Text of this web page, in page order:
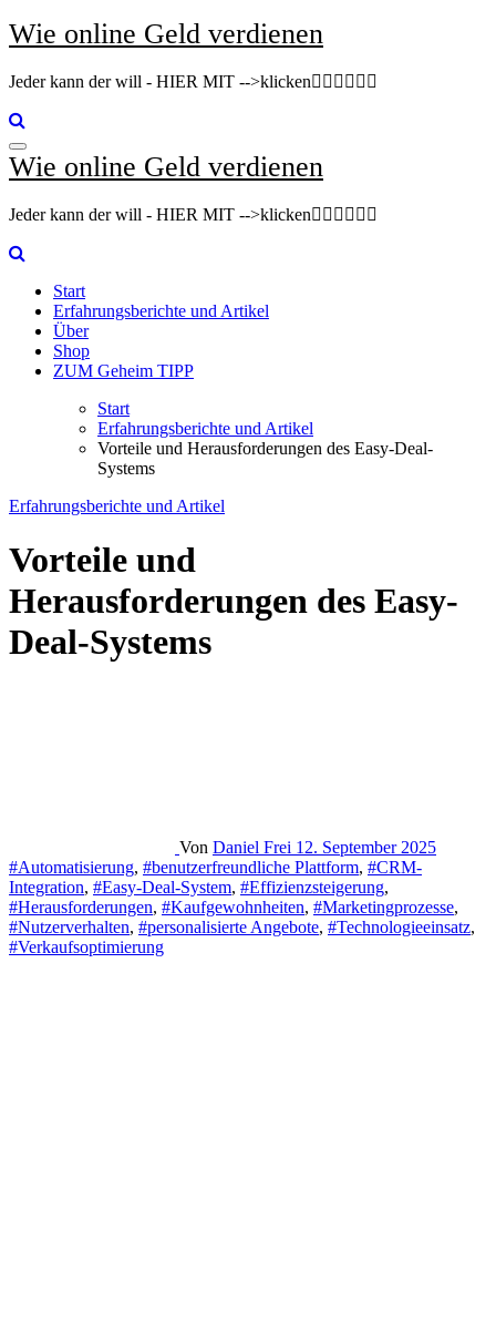
Zum
Inhalt
Wie online Geld verdienen
Jeder kann der will - HIER MIT -->klicken👇🏽👇🏽👇🏽
Wie online Geld verdienen
Jeder kann der will - HIER MIT -->klicken👇🏽👇🏽👇🏽
Start
Erfahrungsberichte und Artikel
Über
Shop
ZUM Geheim TIPP
Start
Erfahrungsberichte und Artikel
Vorteile und Herausforderungen des Easy-Deal-
Systems
Erfahrungsberichte und Artikel
Vorteile und
Herausforderungen des Easy-
Deal-Systems
Von Daniel Frei 12. September 2025
#Automatisierung, #benutzerfreundliche Plattform, #CRM-
Integration, #Easy-Deal-System, #Effizienzsteigerung,
#Herausforderungen, #Kaufgewohnheiten, #Marketingprozesse,
#Nutzerverhalten, #personalisierte Angebote, #Technologieeinsatz,
#Verkaufsoptimierung